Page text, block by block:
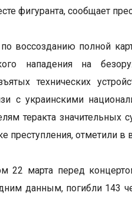
фигуранта, сообщает
воссозданию полной
нападения на
технических
с украинскими
теракта
преступления, отметили в
22 марта перед
данным, погибли 143